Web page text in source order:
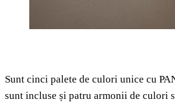
Sunt cinci palete de culori unice cu
sunt incluse și patru armonii de culori